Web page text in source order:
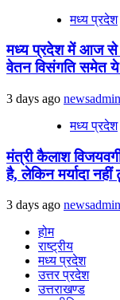
मध्य प्रदेश
मध्य प्रदेश में आज से
वेतन विसंगति समेत
3 days ago newsadmin
मध्य प्रदेश
मंत्री कैलाश
है, लेकिन मर्यादा नहीं
3 days ago newsadmin
होम
राष्ट्रीय
मध्य प्रदेश
उत्तर प्रदेश
उत्तराखण्ड